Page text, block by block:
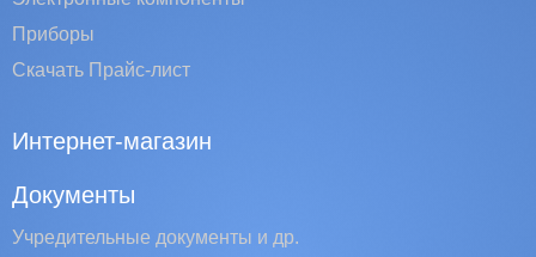
Приборы
Скачать Прайс-лист
Интернет-магазин
Документы
Учредительные документы и др.